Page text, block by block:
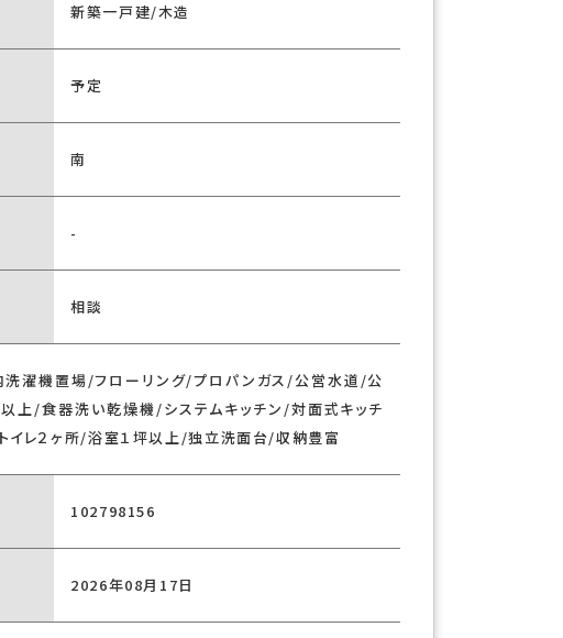
新築一戸建/木造
予定
南
-
相談
濯機置場/フローリング/プロパンガス/公営水道/公
上/食器洗い乾燥機/システムキッチン/対面式キッチ
レ２ヶ所/浴室１坪以上/独立洗面台/収納豊富
102798156
2026年08月17日